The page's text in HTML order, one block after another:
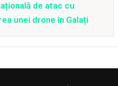
de atac cu
unei drone în Galați